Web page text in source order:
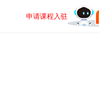
申请课程入驻